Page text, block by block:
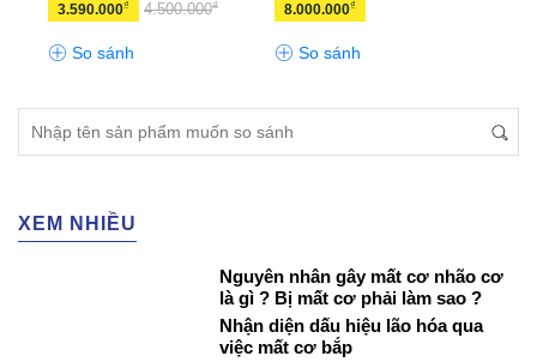
3.590.000₫ 4.500.000₫
So sánh
8.000.000₫
So sánh
XEM NHIỀU
Nguyên nhân gây mất cơ nhão cơ
là gì ? Bị mất cơ phải làm sao ?
Nhận diện dấu hiệu lão hóa qua
việc mất cơ bắp